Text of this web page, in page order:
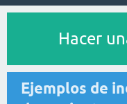
Hacer
Ejemplos de